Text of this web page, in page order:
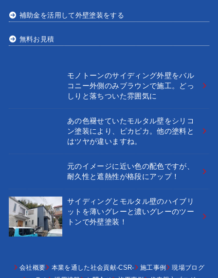
補助金を活用して外壁塗装をする
無料お見積
モノトーンのサイディング外壁をバル
コニー外側のみブラウンで施工。どっ
しりと落ちついた雰囲気に
あの色褪せていたモルタル壁をシリコ
ン塗装により、ピカピカ。他の塗料と
はツヤが違いますね。
元のイメージに近い色の配色ですが、
耐久性と遮熱性が格段にアップ！
サイディングとモルタル壁のハイブリ
ットを薄いグレーと濃いグレーのツー
トンで外壁塗装！
会社概要 本業を通した社会貢献-CSR- 施工事例
現場ブログ